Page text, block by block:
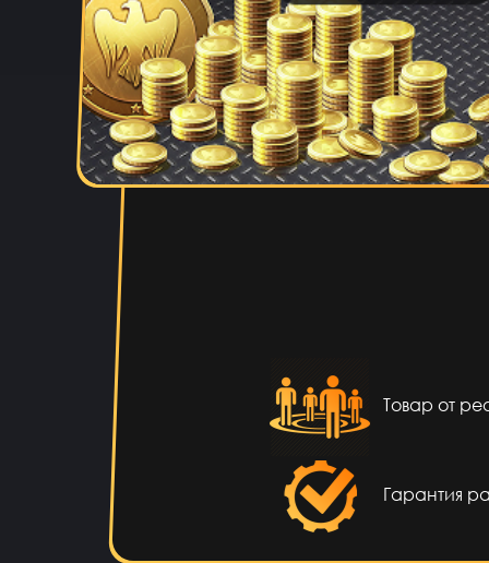
Товар от
Гарантия
Игорь Богданович15
Збс, не
Vladislav Vporyade14
Диана Щербетова